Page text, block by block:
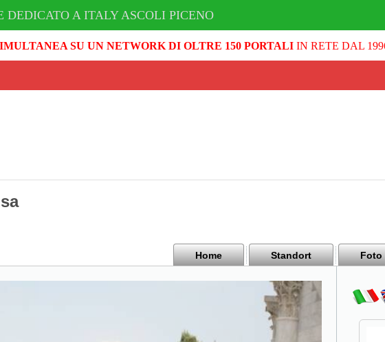
DEDICATO A ITALY ASCOLI PICENO
SU UN NETWORK DI OLTRE 150 PORTALIIN RETE DAL
Home Standort Foto